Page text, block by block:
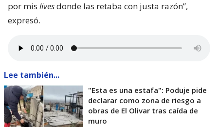
por mis livesdonde las retaba con justa razón”,
expresó.
Lee también...
"Esta es una estafa": Poduje pide
declarar como zona de riesgo a
obras de El Olivar tras caída de
muro